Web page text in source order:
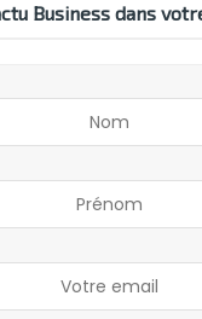
Business dans